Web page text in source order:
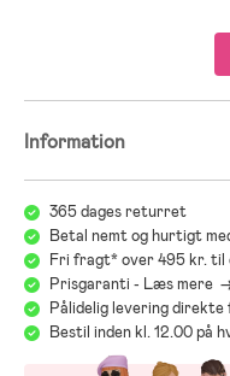
- Ydersål: gummi.
Information
365 dages returret
Betal nemt og hurtigt
Fri fragt* over 495 kr. til
Prisgaranti - Læs mere -
Pålidelig levering
Bestil inden kl. 12.00 på